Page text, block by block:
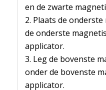
en de zwarte
2. Plaats de
de onderste
applicator.
3. Leg de bovenste
onder de bovenste
applicator.